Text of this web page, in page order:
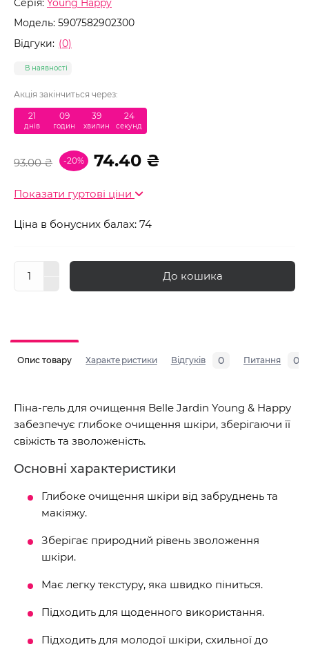
Серія: Young Happy
Модель: 5907582902300
Відгуки: (0)
В наявності
Акція закінчиться через:
21
днів
09
годин
39
хвилин
23
секунд
93.00 ₴ -20% 74.40 ₴
Показати гуртові ціни
Ціна в бонусних балах: 74
До кошика
Опис товару Характеристики Відгуків 0 Питання 0
Піна-гель для очищення Belle Jardin Young & Happy
забезпечує глибоке очищення шкіри, зберігаючи її
свіжість та зволоженість.
Основні характеристики
Глибоке очищення шкіри від забруднень та
макіяжу.
Зберігає природний рівень зволоження
шкіри.
Має легку текстуру, яка швидко піниться.
Підходить для щоденного використання.
Підходить для молодої шкіри, схильної до